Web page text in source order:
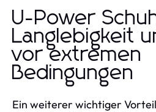
U-Power
Langlebigkeit
vor extremen
Bedingungen
Ein weiterer wichtiger